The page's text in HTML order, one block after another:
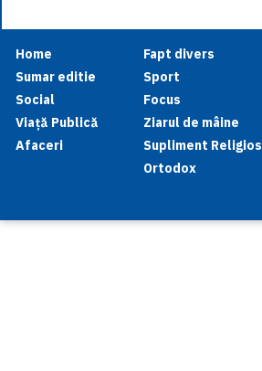
Home
Sumar editie
Social
Viață Publică
Afaceri
Fapt divers
Sport
Focus
Ziarul de mâine
Supliment Religios
Ortodox